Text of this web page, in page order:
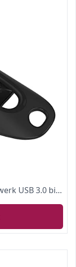
SanDisk Ultra 64GB USB-Flash-Laufwerk USB 3.0 bis zu 130MB/s